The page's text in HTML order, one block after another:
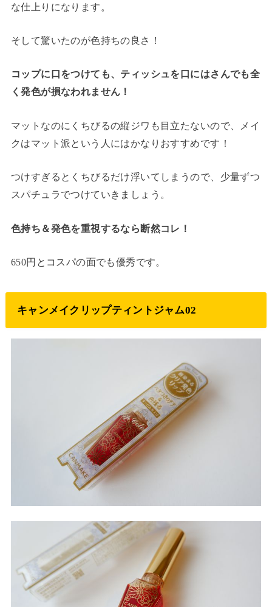
な仕上りになります。
そして驚いたのが色持ちの良さ！
コップに口をつけても、ティッシュを口にはさんでも全
く発色が損なわれません！
マットなのにくちびるの縦ジワも目立たないので、メイ
クはマット派という人にはかなりおすすめです！
つけすぎるとくちびるだけ浮いてしまうので、少量ずつ
スパチュラでつけていきましょう。
色持ち＆発色を重視するなら断然コレ！
650円とコスパの面でも優秀です。
キャンメイクリップティントジャム02